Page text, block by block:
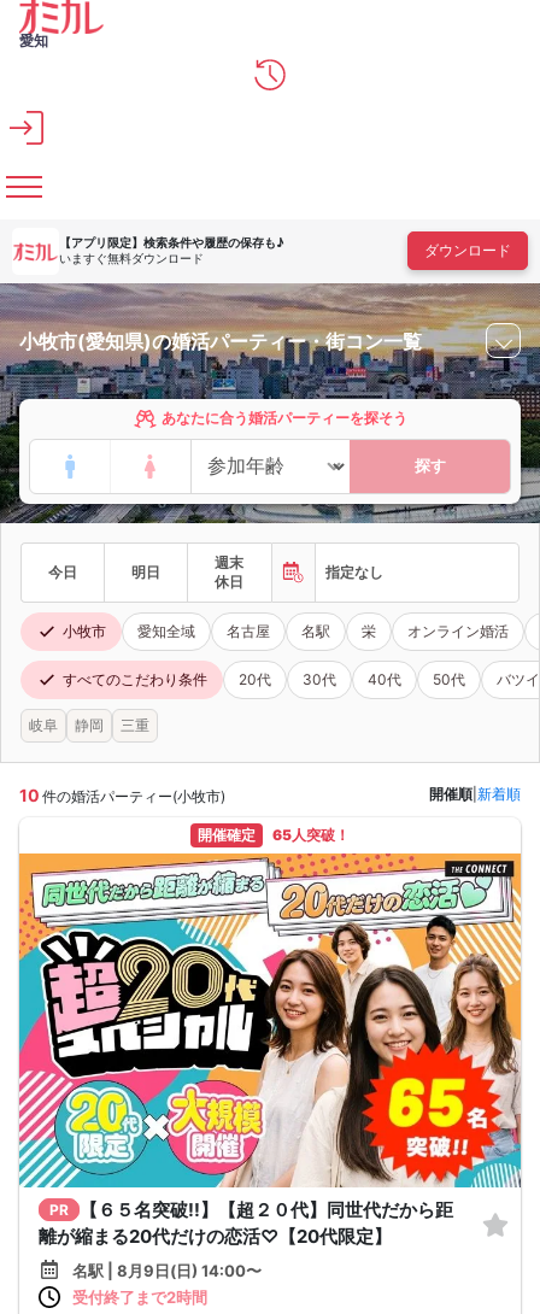
メインコンテンツへスキップ
愛知
【アプリ限定】 検索条件や履歴の保存も♪
いますぐ無料ダウンロード
ダウンロード
小牧市(愛知県)の婚活パーティー・街コン一覧
あなたに合う婚活パーティーを探そう
探す
今日 明日
週末
休日
指定なし
小牧市 愛知全域 名古屋 名駅 栄 オンライン婚活
すべてのこだわり条件 20代 30代 40代 50代 バツ
岐阜 静岡 三重
10 件の婚活パーティー(小牧市) 開催順 新着順
開催確定 65人突破！
PR
【６５名突破!!】【超２０代】同世代だから距
離が縮まる20代だけの恋活♡【20代限定】
名駅 | 8月9日(日) 14:00〜
受付終了まで2時間